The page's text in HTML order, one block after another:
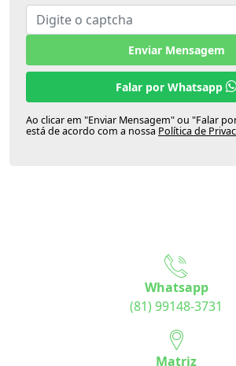
Enviar Mensagem
Falar por Whatsapp
Ao clicar em "Enviar Mensagem" ou "Falar
está de acordo com a nossa Política de
Whatsapp
(81) 99148-3731
Matriz